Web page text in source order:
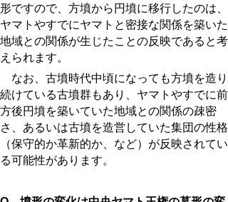
形ですので、方墳から円墳に移行したのは、
ヤマトやすでにヤマトと密接な関係を築いた
地域との関係が生じたことの反映であると考
えられます。
なお、古墳時代中頃になっても方墳を造り
続けている古墳群もあり、ヤマトやすでに前
方後円墳を築いていた地域との関係の疎密
さ、あるいは古墳を造営していた集団の性格
（保守的か革新的か、など）が反映されてい
る可能性があります。